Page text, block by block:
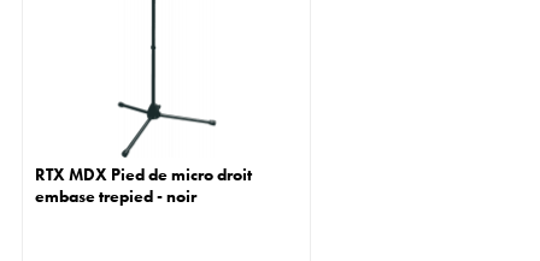
RTX MDX Pied de micro droit
embase trepied - noir